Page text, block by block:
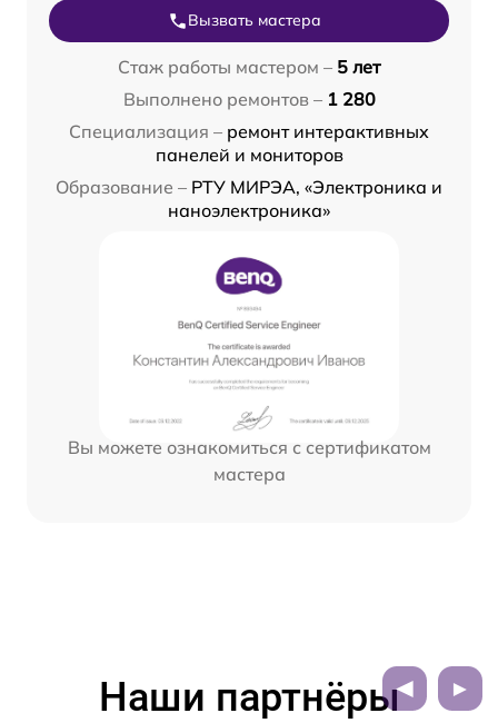
Вызвать мастера
Стаж работы мастером – 5 лет
Выполнено ремонтов – 1 280
Специализация – ремонт интерактивных
панелей и мониторов
Образование – РТУ МИРЭА, «Электроника и
наноэлектроника»
Вы можете ознакомиться с сертификатом
мастера
Наши партнёры